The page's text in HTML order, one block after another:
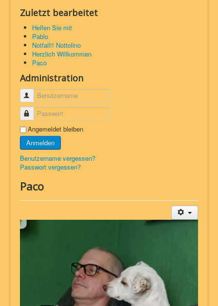
Zuletzt bearbeitet
Helfen Sie mit
Pablo
Notfall!! Nottolino
Herzlich Willkommen
Paco
Administration
Benutzername
Passwort
Angemeldet bleiben
Anmelden
Benutzername vergessen?
Passwort vergessen?
Paco